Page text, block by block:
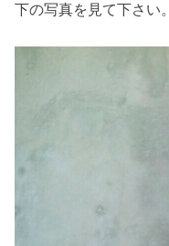
下の写真を見て下さい。